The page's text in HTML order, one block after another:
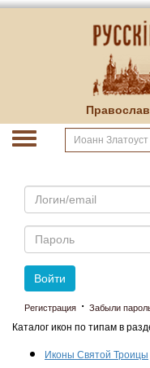
Email
Пароль
Войти
Регистрация · Забыли
Каталог икон по типам в
Иконы Святой Троицы